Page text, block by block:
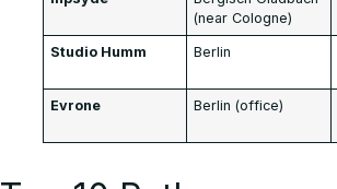
(near Cologne)
Studio Humm Berlin
Evrone Berlin (office)